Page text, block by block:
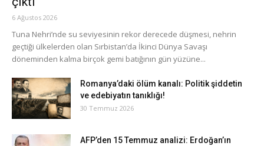
6 Ağustos 2026
Tuna Nehri’nde su seviyesinin rekor derecede düşmesi, nehrin
geçtiği ülkelerden olan Sırbistan’da İkinci Dünya Savaşı
döneminden kalma birçok gemi batığının gün yüzüne...
Romanya’daki ölüm kanalı: Politik şiddetin
ve edebiyatın tanıklığı!
30 Temmuz 2026
AFP’den 15 Temmuz analizi: Erdoğan’ın